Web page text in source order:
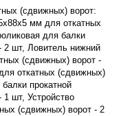
(сдвижных) ворот:
мм для откатных
для балки
2 шт, Ловитель нижний
(сдвижных) ворот -
откатных (сдвижных)
прокатной
шт, Устройство
(сдвижных) ворот - 2